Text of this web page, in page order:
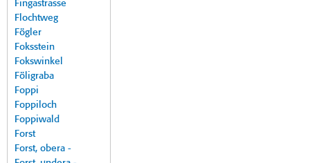
Fingastrasse
Flochtweg
Fögler
Foksstein
Fokswinkel
Föligraba
Foppi
Foppiloch
Foppiwald
Forst
Forst, obera -